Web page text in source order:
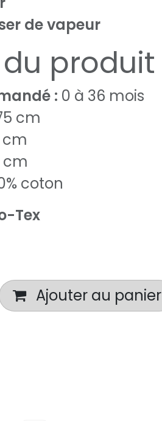
de vapeur
produit
: 0 à 36 mois
cm
cm
cm
coton
Tex
Ajouter au panier